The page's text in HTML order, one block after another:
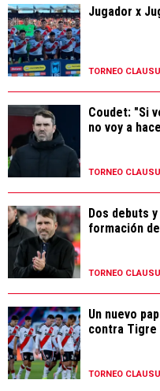
Jugador x
TORNEO
Coudet: "Si
no voy a
TORNEO
Dos debuts
formación
TORNEO
Un nuevo
contra Tigre
TORNEO